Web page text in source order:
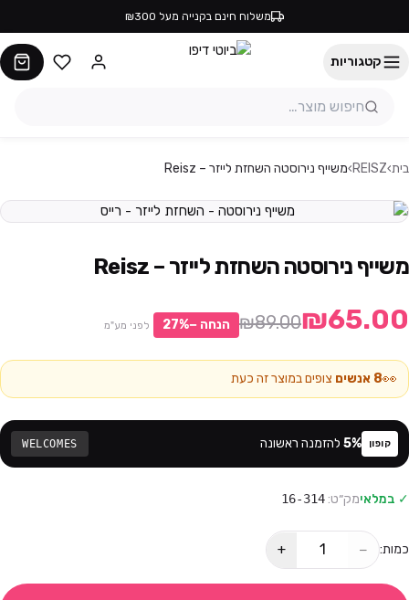
משלוח חינם בקנייה מעל ₪300
קטגוריות
בית›
REISZ
›משייף נירוסטה השחזת לייזר – Reisz
משייף נירוסטה השחזת לייזר – Reisz
₪65.00
₪89.00 הנחה − 27% לפני מע"מ
👀
8 אנשים צופים במוצר זה כעת
קופון 5% להזמנה ראשונה WELCOMES
✓ במלאימק״ט:16-314
כמות: −
+